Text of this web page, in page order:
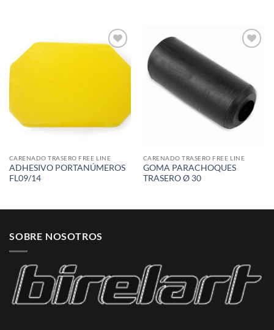
Add to
wishlist
CARENADO TRASERO FREE LINE
ADHESIVO PORTANÚMEROS
FL09/14
CARENADO TRASERO FREE LINE
GOMA PARACHOQUES
TRASERO Ø 30
SOBRE NOSOTROS